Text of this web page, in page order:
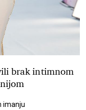
brak intimnom
imanju